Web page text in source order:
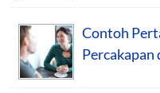
Contoh
Percakapan